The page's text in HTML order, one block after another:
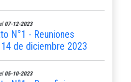
07-12-2023
N°1 - Reuniones
de diciembre 2023
05-10-2023